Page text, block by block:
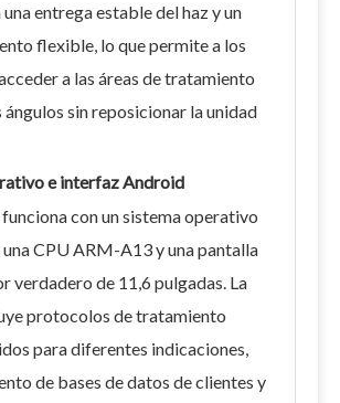
entrega estable del haz y un
flexible, lo que permite a los
a las áreas de tratamiento
ángulos sin reposicionar la unidad
e interfaz Android
con un sistema operativo
CPU ARM-A13 y una pantalla
verdadero de 11,6 pulgadas. La
protocolos de tratamiento
para diferentes indicaciones,
de bases de datos de clientes y